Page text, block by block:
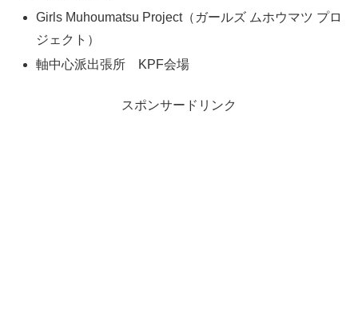
Girls Muhoumatsu Project（ガールズ ムホウマツ プロ
ジェクト）
軸中心派出張所 KPF会場
スポンサードリンク